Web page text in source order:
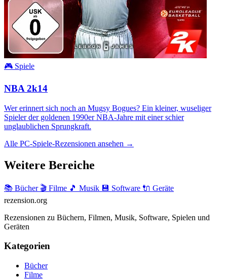
🎮 Spiele
NBA 2k14
Wer erinnert sich noch an Mugsy Bogues? Ein kleiner, wuseliger
Spieler der goldenen 1990er NBA-Jahre mit einer schier
unglaublichen Sprungkraft.
Alle PC-Spiele-Rezensionen ansehen →
Weitere Bereiche
📚 Bücher 🎬 Filme 🎵 Musik 💾 Software 🔌 Geräte
rezension.org
Rezensionen zu Büchern, Filmen, Musik, Software, Spielen und
Geräten
Kategorien
Bücher
Filme